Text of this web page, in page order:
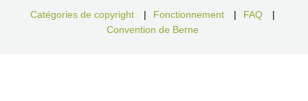
Catégories de copyright | Fonctionnement | FAQ
|
Convention de Berne